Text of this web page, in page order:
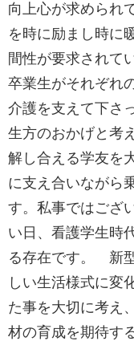
向上心が求められ
を時に励まし時に
間性が要求されて
卒業生がそれぞれ
介護を支えて下さ
生方のおかげと考
解し合える学友を
に支え合いながら
す。私事ではござ
い日、看護学生時
る存在です。 新
しい生活様式に変
た事を大切に考え
材の育成を期待す